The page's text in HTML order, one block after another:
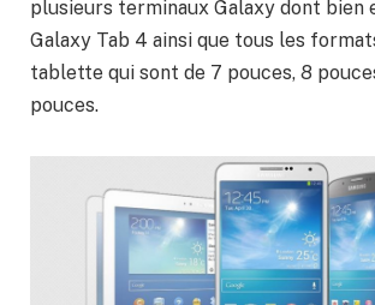
plusieurs terminaux Galaxy dont bien
Galaxy Tab 4 ainsi que tous les
tablette qui sont de 7 pouces, 8
pouces.